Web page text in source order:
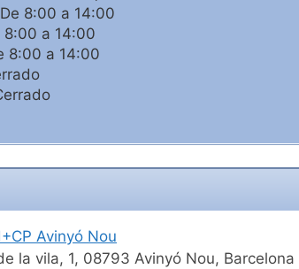
De 8:00 a 14:00
8:00 a 14:00
8:00 a 14:00
Avinyó Nou
la vila, 1, 08793 Avinyó Nou, Barcelona